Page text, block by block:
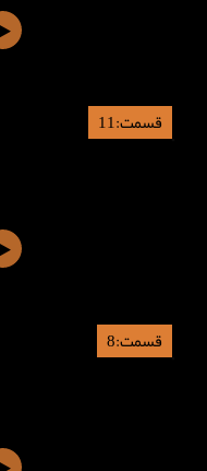
قسمت:11
قسمت:8